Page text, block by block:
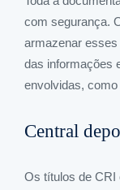
com segurança.
armazenar
das informações
envolvidas,
Central
Os títulos de CRI